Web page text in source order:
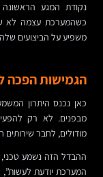
נקודת המגע
כשהמערכת עצמה לא
משפיע על הביצועים
הגמישות הפכה
כאן נכנס היתרון
מבפנים. לא רק
מודולים, לחבר שירותים
ההבדל הזה נשמע
המערכת יודעת